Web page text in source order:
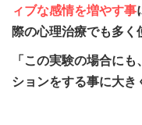
ィブな感情を増やす事
際の心理治療でも多く
「この実験の場合に
ションをする事に大き